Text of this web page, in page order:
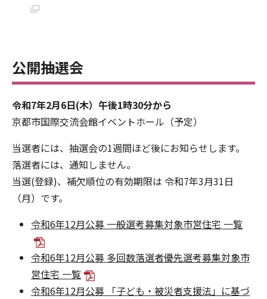
公開抽選会
令和7年2月6日(木）午後1時30分から
京都市国際交流会館イベントホール（予定）
当選者には、抽選会の1週間ほど後にお知らせします。
落選者には、通知しません。
当選(登録)、補欠順位の有効期限は 令和7年3月31日
（月）です。
令和6年12月公募 一般選考募集対象市営住宅 一覧
令和6年12月公募 多回数落選者優先選考募集対象市
営住宅 一覧
令和6年12月公募 「子ども・被災者支援法」に基づ